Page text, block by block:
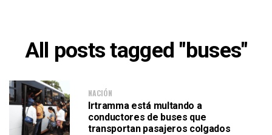
All posts tagged "buses"
NACIÓN
Irtramma está multando a
conductores de buses que
transportan pasajeros colgados